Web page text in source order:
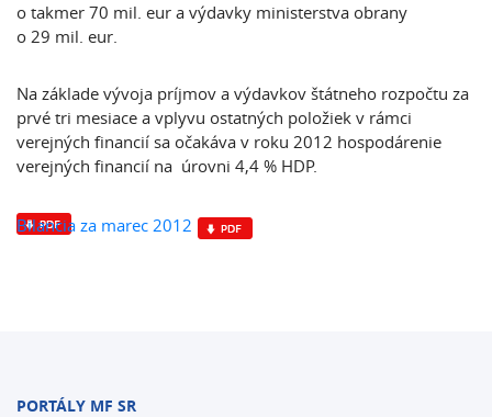
o takmer 70 mil. eur a výdavky ministerstva obrany
o 29 mil. eur.
Na základe vývoja príjmov a výdavkov štátneho rozpočtu za
prvé tri mesiace a vplyvu ostatných položiek v rámci
verejných financií sa očakáva v roku 2012 hospodárenie
verejných financií na úrovni 4,4 % HDP.
Bilancia za marec 2012
PORTÁLY MF SR